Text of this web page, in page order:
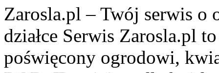
Zarosla.pl – Twój serwis o
działce Serwis Zarosla.pl
poświęcony ogrodowi,